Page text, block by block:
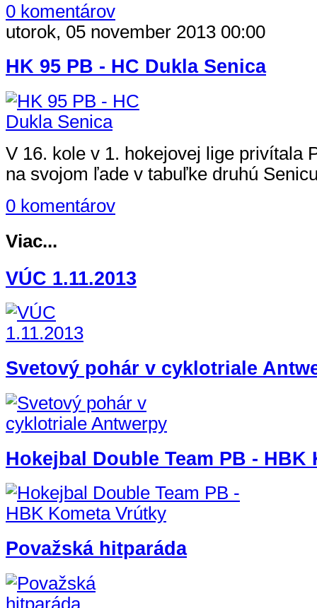
0 komentárov
utorok, 05 november 2013 00:00
HK 95 PB - HC Dukla Senica
V 16. kole v 1. hokejovej lige privítala
na svojom ľade v tabuľke druhú
0 komentárov
Viac...
VÚC 1.11.2013
Svetový pohár v cyklotriale
Hokejbal Double Team PB - HBK
Považská hitparáda